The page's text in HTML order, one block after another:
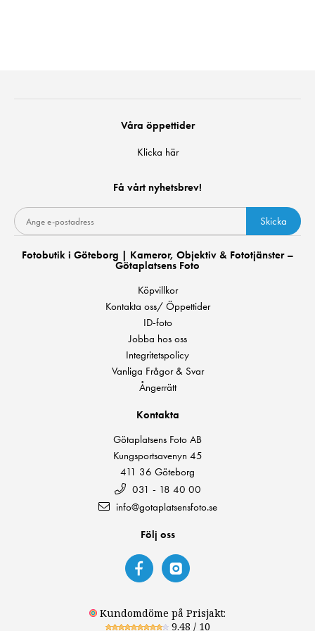
Våra öppettider
Klicka här
Få vårt nyhetsbrev!
Skicka
Fotobutik i Göteborg | Kameror, Objektiv & Fototjänster –
Götaplatsens Foto
Köpvillkor
Kontakta oss/ Öppettider
ID-foto
Jobba hos oss
Integritetspolicy
Vanliga Frågor & Svar
Ångerrätt
Kontakta
Götaplatsens Foto AB
Kungsportsavenyn 45
411 36 Göteborg
031 - 18 40 00
info@gotaplatsensfoto.se
Följ oss